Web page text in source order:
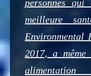
personnes qui
meilleure
Environmental
2017, a